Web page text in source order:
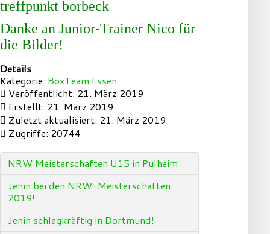
Danke an Junior-Trainer Nico für
die Bilder!
Details
Kategorie: BoxTeam Essen
Veröffentlicht: 21. März 2019
Erstellt: 21. März 2019
Zuletzt aktualisiert: 21. März 2019
Zugriffe: 20744
NRW Meisterschaften U15 in Pulheim
Jenin bei den NRW-Meisterschaften
2019!
Jenin schlagkräftig in Dortmund!